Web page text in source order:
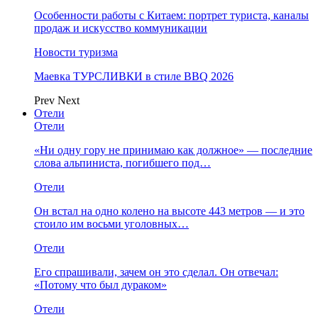
Особенности работы с Китаем: портрет туриста, каналы
продаж и искусство коммуникации
Новости туризма
Маевка ТУРСЛИВКИ в стиле BBQ 2026
Prev Next
Отели
Отели
«Ни одну гору не принимаю как должное» — последние
слова альпиниста, погибшего под…
Отели
Он встал на одно колено на высоте 443 метров — и это
стоило им восьми уголовных…
Отели
Его спрашивали, зачем он это сделал. Он отвечал:
«Потому что был дураком»
Отели